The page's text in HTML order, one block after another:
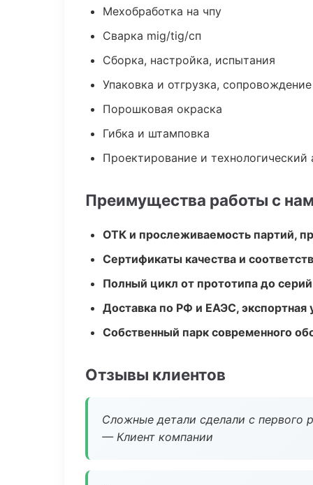
Мехобработка на чпу
Сварка mig/tig/сп
Сборка, настройка, испытания
Упаковка и отгрузка,
Порошковая окраска
Гибка и штамповка
Проектирование и технологический
Преимущества работы с
ОТК и прослеживаемость партий,
Сертификаты качества и
Полный цикл от прототипа до
Доставка по РФ и ЕАЭС, экспортная
Собственный парк современного
Отзывы клиентов
Сложные детали сделали с первого
— Клиент компании